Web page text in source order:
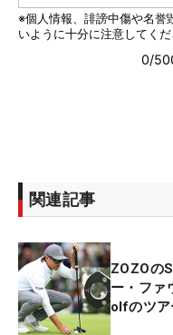
関連記事
ZOZOの
ー・ファ
olfのツア